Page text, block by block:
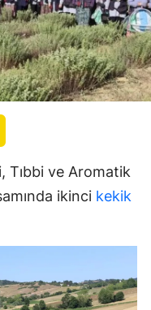
Tıbbi ve Aromatik
ikinci kekik